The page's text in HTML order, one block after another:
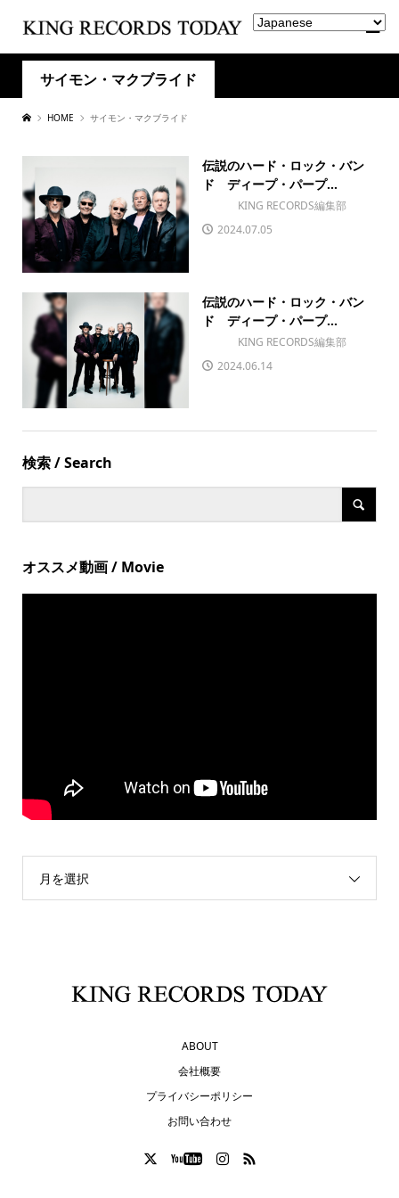
サイモン・マクブライド
HOME サイモン・マクブライド
伝説のハード・ロック・バン
ド ディープ・パープ...
KING RECORDS編集部
2024.07.05
伝説のハード・ロック・バン
ド ディープ・パープ...
KING RECORDS編集部
2024.06.14
検索 / Search
オススメ動画 / Movie
月を選択
ABOUT
会社概要
プライバシーポリシー
お問い合わせ